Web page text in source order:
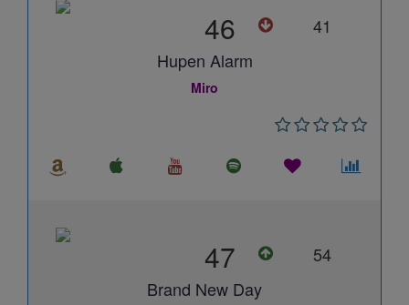
46
41
Hupen Alarm
Miro
47
54
Brand New Day